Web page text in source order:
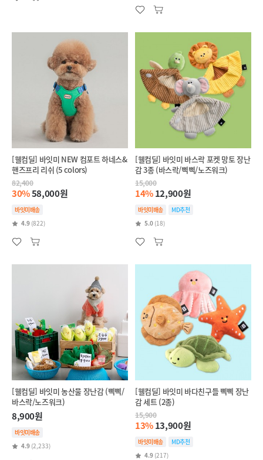
[웰컴딜] 바잇미 NEW 컴포트 하네스&
핸즈프리 리쉬 (5 colors)
82,400
30%58,000원
바잇미배송
4.9 (822)
[웰컴딜] 바잇미 바스락 포켓 망토 장난
감 3종 (바스락/삑삑/노즈워크)
15,000
14%12,900원
바잇미배송
MD추천
5.0 (18)
[웰컴딜] 바잇미 농산물 장난감 (삑삑/
바스락/노즈워크)
8,900원
바잇미배송
4.9 (2,233)
[웰컴딜] 바잇미 바다친구들 삑삑 장난
감 세트 (2종)
15,900
13%13,900원
바잇미배송
MD추천
4.9 (217)